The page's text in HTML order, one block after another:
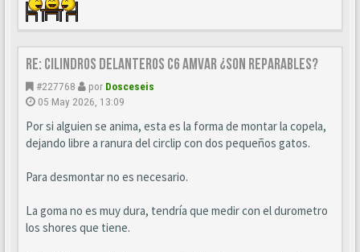
Re: CILINDROS DELANTEROS C6 AMVAR ¿SON REPARABLES?
#227768 por Dosceseis
05 May 2026, 13:09
Por si alguien se anima, esta es la forma de montar la copela,
dejando libre a ranura del circlip con dos pequeños gatos.
Para desmontar no es necesario.
La goma no es muy dura, tendría que medir con el durometro
los shores que tiene.